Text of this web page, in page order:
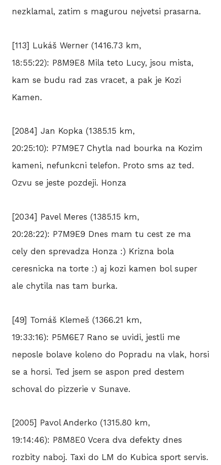
nezklamal, zatim s magurou nejvetsi prasarna.
[113] Lukáš Werner (1416.73 km,
18:55:22): P8M9E8 Mila teto Lucy, jsou mista,
kam se budu rad zas vracet, a pak je Kozi
Kamen.
[2084] Jan Kopka (1385.15 km,
20:25:10): P7M9E7 Chytla nad bourka na Kozim
kameni, nefunkcni telefon. Proto sms az ted.
Ozvu se jeste pozdeji. Honza
[2034] Pavel Meres (1385.15 km,
20:28:22): P7M9E9 Dnes mam tu cest ze ma
cely den sprevadza Honza :) Krizna bola
ceresnicka na torte :) aj kozi kamen bol super
ale chytila nas tam burka.
[49] Tomáš Klemeš (1366.21 km,
19:33:16): P5M6E7 Rano se uvidi, jestli me
neposle bolave koleno do Popradu na vlak, horsi
se a horsi. Ted jsem se aspon pred destem
schoval do pizzerie v Sunave.
[2005] Pavol Anderko (1315.80 km,
19:14:46): P8M8E0 Vcera dva defekty dnes
rozbity naboj. Taxi do LM do Kubica sport servis.